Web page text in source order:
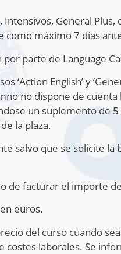
General
máximo 7 días
parte de Language
‘Action English’ y
no dispone de
un suplemento de
la plaza.
salvo que se solicite
de facturar el importe
euros.
del curso cuando
laborales. Se